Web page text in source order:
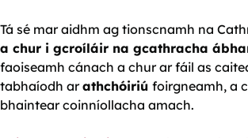
Tá sé mar aidhm ag tionscnamh na
a chur i gcroíláir na gcathracha
faoiseamh cánach a chur ar fáil as
tabhaíodh arathchóiriú foirgneamh, a
bhaintear coinníollacha amach.